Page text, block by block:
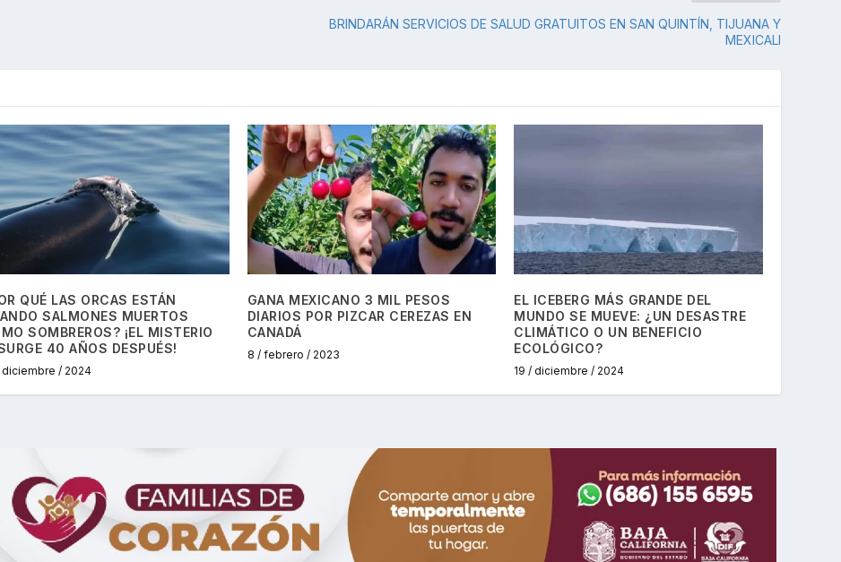
BRINDARÁN SERVICIOS DE SALUD GRATUITOS EN SAN QUINTÍN, TIJUANA Y
MEXICALI
QUÉ LAS ORCAS ESTÁN
SALMONES MUERTOS
SOMBREROS? ¡EL MISTERIO
40 AÑOS DESPUÉS!
diciembre / 2024
GANA MEXICANO 3 MIL PESOS
DIARIOS POR PIZCAR CEREZAS EN
CANADÁ
8 / febrero / 2023
EL ICEBERG MÁS GRANDE DEL
MUNDO SE MUEVE: ¿UN DESASTRE
CLIMÁTICO O UN BENEFICIO
ECOLÓGICO?
19 / diciembre / 2024